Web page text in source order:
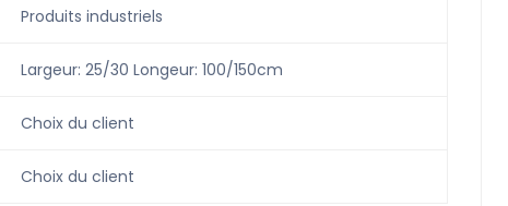
Produits industriels
Largeur: 25/30 Longeur: 100/150cm
Choix du client
Choix du client